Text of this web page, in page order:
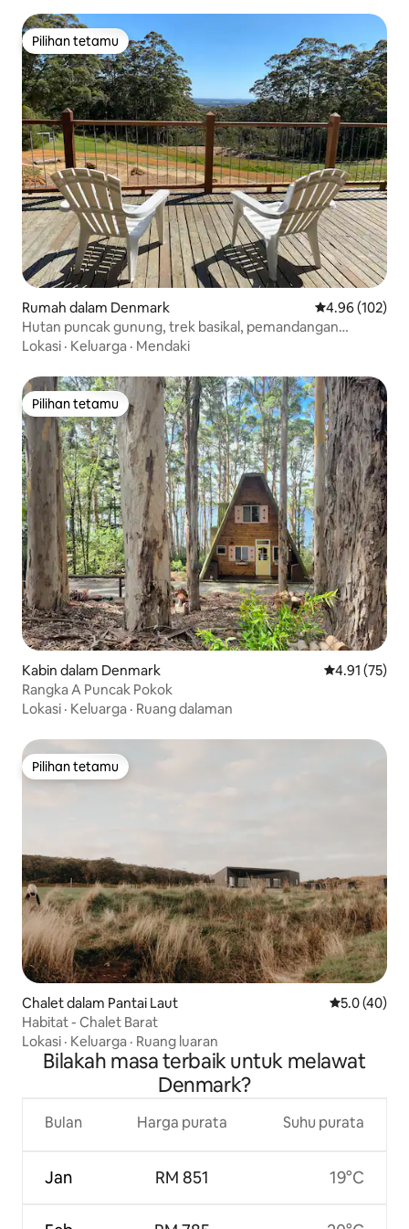
Pilihan tetamu
Pilihan tetamu
Rumah dalam Denmark Penarafan
4.96 (102)
Hutan puncak gunung, trek basikal, pemandangan
menakjubkan
Lokasi · Keluarga · Mendaki
Pilihan tetamu
Pilihan tetamu
Kabin dalam Denmark Penarafan
4.91 (75)
Rangka A Puncak Pokok
Lokasi · Keluarga · Ruang dalaman
Pilihan tetamu
Pilihan tetamu
Chalet dalam Pantai Laut Penarafan
5.0 (40)
Habitat - Chalet Barat
Lokasi · Keluarga · Ruang luaran
Bilakah masa terbaik untuk melawat
Denmark?
Bulan
Jan
Harga purata
RM 851
Suhu purata
19°C